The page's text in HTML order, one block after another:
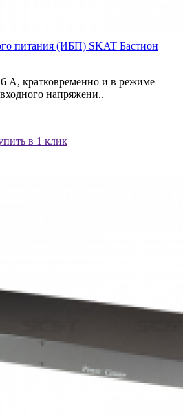
питания (ИБП) SKAT Бастион
А, кратковременно и в режиме
напряжени..
в 1 клик